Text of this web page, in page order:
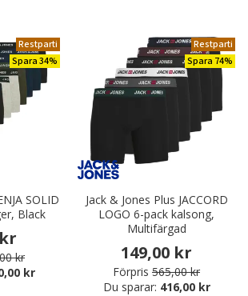
Restparti
Spara 34%
SOLID
Black
kr
kr
Restparti
Spara 74%
Jack & Jones Plus JACCORD
LOGO 6-pack kalsong,
Multifärgad
149,00 kr
Förpris 565,00 kr
Du sparar: 416,00 kr